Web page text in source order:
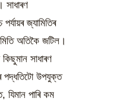
সাধাৰণ
জ্যামিতিৰ
অতিকৈ জটিল।
সাধাৰণ
পদ্ধতিটো উপযুক্ত
যিমান পাৰি কম